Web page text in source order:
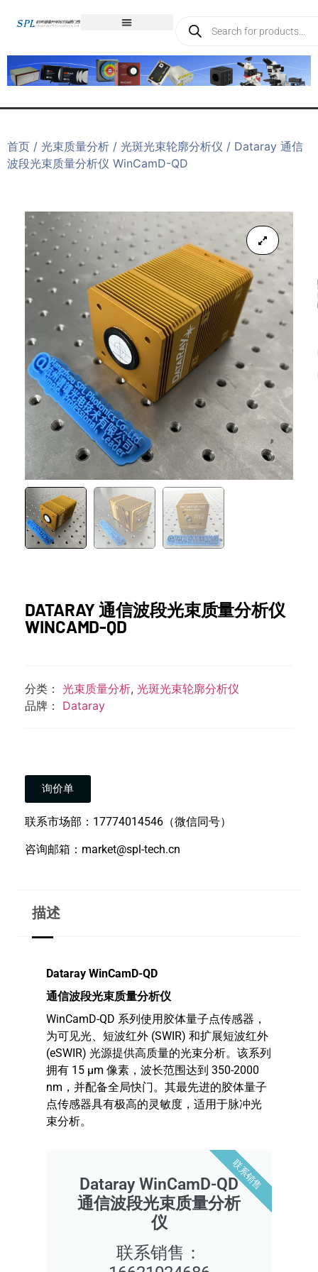
首页 / 光束质量分析 / 光斑光束轮廓分析仪 / Dataray 通信
波段光束质量分析仪 WinCamD-QD
DATARAY 通信波段光束质量分析仪
WINCAMD-QD
分类： 光束质量分析, 光斑光束轮廓分析仪
品牌： Dataray
询价单
联系市场部：17774014546（微信同号）
咨询邮箱：market@spl-tech.cn
描述
Dataray WinCamD-QD
通信波段光束质量分析仪
WinCamD-QD 系列使用胶体量子点传感器，
为可见光、短波红外 (SWIR) 和扩展短波红外
(eSWIR) 光源提供高质量的光束分析。该系列
拥有 15 μm 像素，波长范围达到 350-2000
nm，并配备全局快门。其最先进的胶体量子
点传感器具有极高的灵敏度，适用于脉冲光
束分析。
Dataray WinCamD-QD
通信波段光束质量分析
仪
联系销售：
联系销售